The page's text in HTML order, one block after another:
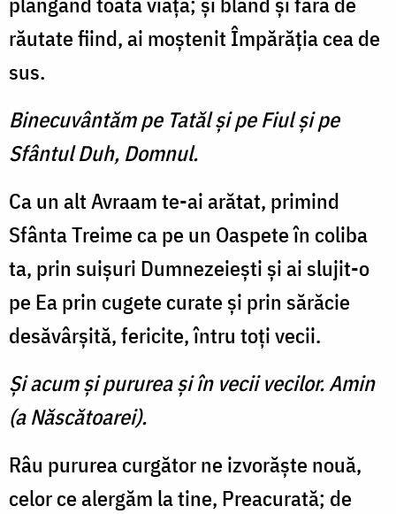
răutate fiind, ai moştenit Împărăţia cea de
sus.
Binecuvântăm pe Tatăl şi pe Fiul şi pe
Sfântul Duh, Domnul.
Ca un alt Avraam te-ai arătat, primind
Sfânta Treime ca pe un Oaspete în coliba
ta, prin suişuri Dumnezeieşti şi ai slujit-o
pe Ea prin cugete curate şi prin sărăcie
desăvârşită, fericite, întru toţi vecii.
Şi acum şi pururea şi în vecii vecilor. Amin
(a Născătoarei).
Râu pururea curgător ne izvorăşte nouă,
celor ce alergăm la tine, Preacurată; de